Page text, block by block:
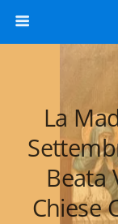
La
Beata
Chiese